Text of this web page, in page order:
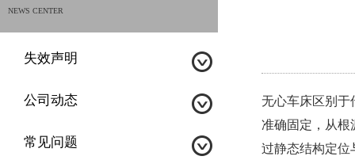
NEWS CENTER
失效声明
公司动态
常见问题
无心车床区别于
准确固定，从根
过静态结构定位